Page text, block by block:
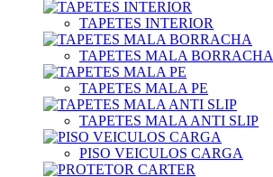
TAPETES INTERIOR
TAPETES MALA BORRACHA
TAPETES MALA PE
TAPETES MALA ANTI SLIP
PISO VEICULOS CARGA